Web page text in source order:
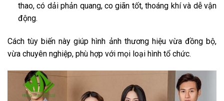
thao, có dải phản quang, co giãn tốt, thoáng khí và dễ vận
động.
Cách tùy biến này giúp hình ảnh thương hiệu vừa đồng bộ,
vừa chuyên nghiệp, phù hợp với mọi loại hình tổ chức.